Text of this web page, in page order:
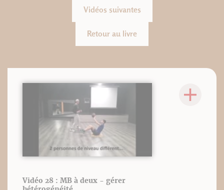
Vidéos suivantes
Retour au livre
Vidéo 28 : MB à deux - gérer